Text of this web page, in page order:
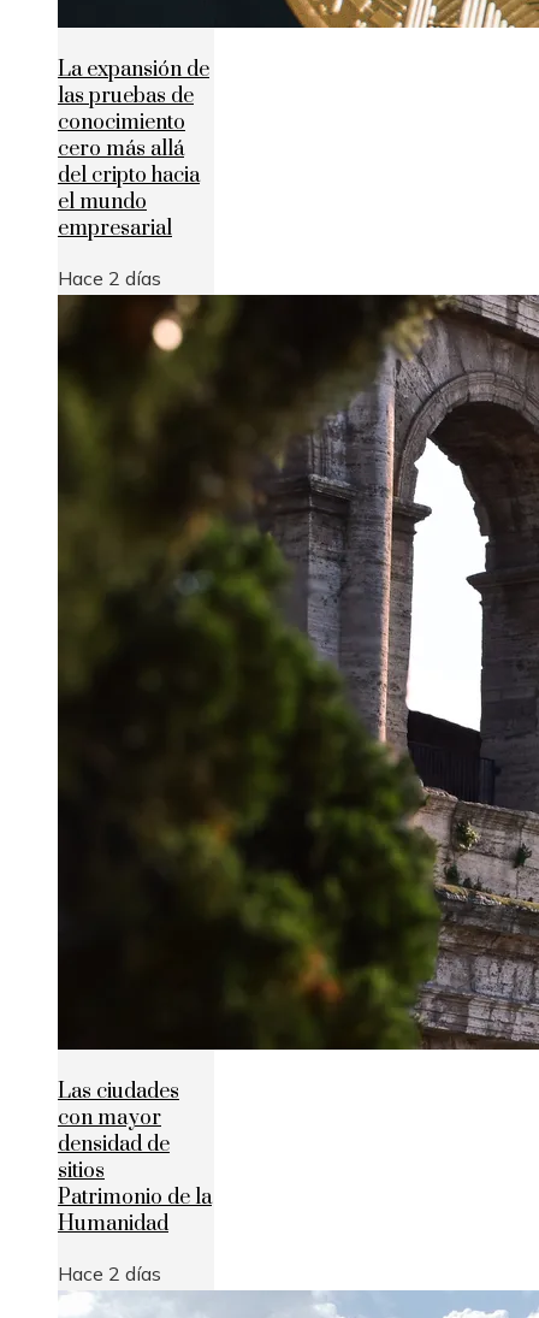
La expansión de
las pruebas de
conocimiento
cero más allá
del cripto hacia
el mundo
empresarial
Hace 2 días
Las ciudades
con mayor
densidad de
sitios
Patrimonio de la
Humanidad
Hace 2 días